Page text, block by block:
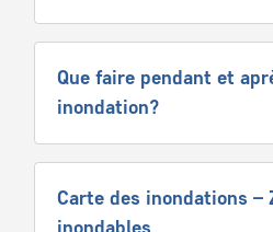
Que faire pendant et
inondation?
Carte des inondations –
inondables